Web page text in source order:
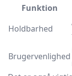
Funktion
Holdbarhed
Brugervenlighed